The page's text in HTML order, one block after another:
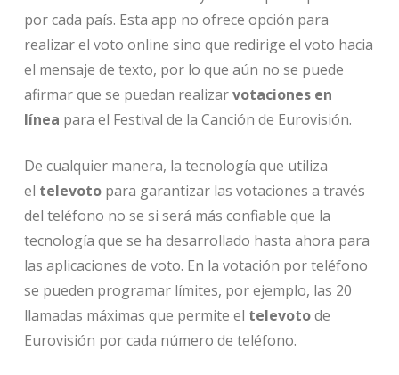
por cada país. Esta app no ofrece opción para
realizar el voto online sino que redirige el voto hacia
el mensaje de texto, por lo que aún no se puede
afirmar que se puedan realizarvotaciones en
línea para el Festival de la Canción de Eurovisión.
De cualquier manera, la tecnología que utiliza
el televotopara garantizar las votaciones a través
del teléfono no se si será más confiable que la
tecnología que se ha desarrollado hasta ahora para
las aplicaciones de voto. En la votación por teléfono
se pueden programar límites, por ejemplo, las 20
llamadas máximas que permite el televotode
Eurovisión por cada número de teléfono.